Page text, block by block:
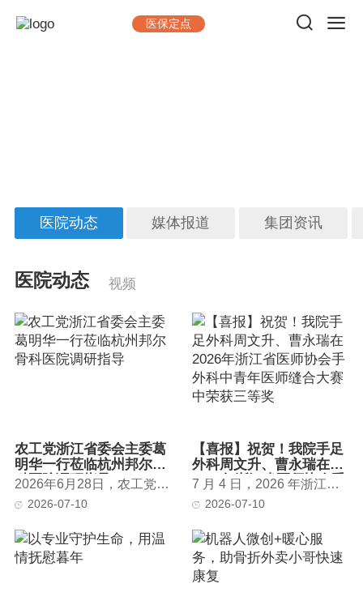
医保定点
医院动态 媒体报道 集团资讯
医院动态 视频
农工党浙江省委会主委葛
明华一行莅临杭州邦尔骨
科医院调研指导
2026年6月28日，农工党浙江省委会主委、杭州医学院副院长、浙江省...
2026-07-10
【喜报】祝贺！我院手足
外科周文升、曹永瑞在
2026年浙江省医师协会手
中荣获三等奖
7 月 4 日，2026 年浙江省医师协会手外科医师大会于温州君廷酒店圆...
2026-07-10